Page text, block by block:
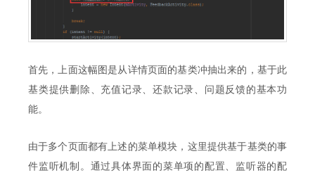
首先，上面这幅图是从详情页面的基类冲抽出来的，基于此
基类提供删除、充值记录、还款记录、问题反馈的基本功
能。
由于多个页面都有上述的菜单模块，这里提供基于基类的事
件监听机制。通过具体界面的菜单项的配置、监听器的配